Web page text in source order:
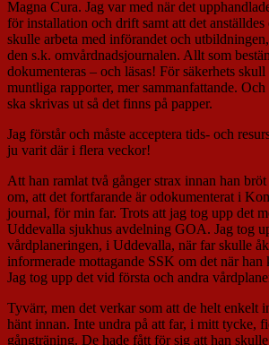
Magna Cura. Jag var med när det
för installation och drift samt att det
skulle arbeta med införandet och
den s.k. omvårdnadsjournalen. Allt som
dokumenteras – och läsas! För säkerhets skull
muntliga rapporter, mer sammanfattande.
ska skrivas ut så det finns på papper.
Jag förstår och måste acceptera tids- och
ju varit där i flera veckor!
Att han ramlat två gånger strax innan han
om, att det fortfarande är odokumenterat i
journal, för min far. Trots att jag tog upp det
Uddevalla sjukhus avdelning GOA. Jag tog
vårdplaneringen, i Uddevalla, när far skulle
informerade mottagande SSK om det när
Jag tog upp det vid första och andra
Tyvärr, men det verkar som att de helt enkelt
hänt innan. Inte undra på att far, i mitt tycke,
gångträning. De hade fått för sig att han